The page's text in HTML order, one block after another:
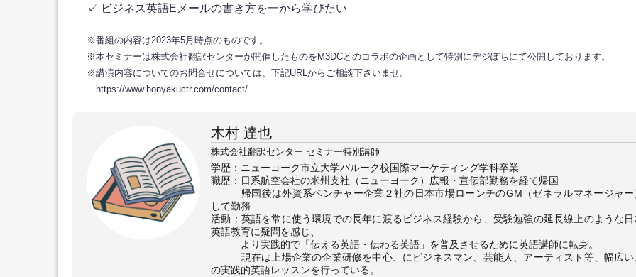
✓ ビジネス英語Eメールの書き方を一から学びたい
※番組の内容は2023年5月時点のものです。
※本セミナーは株式会社翻訳センターが開催したものをM3DCとのコラボの企画として特別にデジぽちにて公開しております。
※講演内容についてのお問合せについては、下記URLからご相談下さいませ。
https://www.honyakuctr.com/contact/
木村 達也
株式会社翻訳センター セミナー特別講師
学歴：ニューヨーク市立大学バルーク校国際マーケティング学科卒業
職歴：日系航空会社の米州支社（ニューヨーク）広報・宣伝部勤務を経て帰国
帰国後は外資系ベンチャー企業２社の日本市場ローンチのGM（ゼネラルマネージャー
して勤務
活動：英語を常に使う環境での長年に渡るビジネス経験から、受験勉強の延長線上のような
英語教育に疑問を感じ、
より実践的で「伝える英語・伝わる英語」を普及させるために英語講師に転身。
現在は上場企業の企業研修を中心、にビジネスマン、芸能人、アーティスト等、幅広い
の実践的英語レッスンを行っている。